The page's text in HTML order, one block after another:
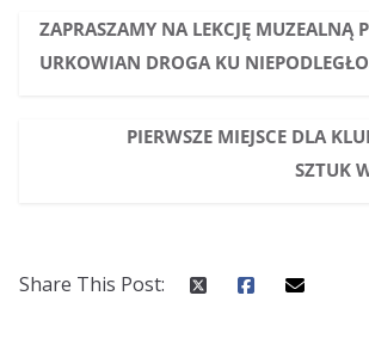
ZAPRASZAMY NA LEKCJĘ MUZEALNĄ
URKOWIAN DROGA KU
PIERWSZE MIEJSCE DLA
SZTUK
Share This Post: